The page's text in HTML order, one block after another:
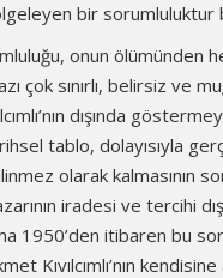
bir sorumluluktur
onun ölümünden
çok sınırlı, belirsiz ve
dışında
tablo, dolayısıyla
olarak kalmasının
iradesi ve tercihi
1950’den itibaren bu
Kıvılcımlı’nın